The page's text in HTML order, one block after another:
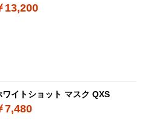
13,200
ワイトショット マスク QXS
7,480